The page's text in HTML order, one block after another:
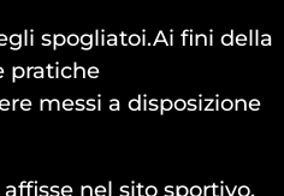
spogliatoi.Ai fini della
pratiche
messi a disposizione
nel sito sportivo,